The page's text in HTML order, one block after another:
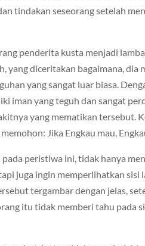
tindakan seseorang setelah
penderita kusta menjadi
yang diceritakan bagaimana, dia
yang sangat luar biasa.
iman yang teguh dan sangat
yang mematikan tersebut.
Jika Engkau mau,
peristiwa ini, tidak hanya
juga ingin memperlihatkan sisi
tergambar dengan jelas,
itu tidak memberi tahu pada